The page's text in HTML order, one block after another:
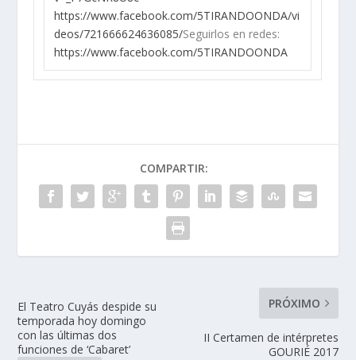
https://www.facebook.com/5TIRANDOONDA/vi
deos/721666624636085/Seguirlos en redes:
https://www.facebook.com/5TIRANDOONDA
COMPARTIR:
El Teatro Cuyás despide su
temporada hoy domingo
con las últimas dos
funciones de ‘Cabaret’
PRÓXIMO
II Certamen de intérpretes
GOURIÉ 2017